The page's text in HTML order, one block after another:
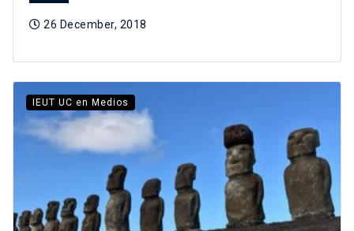
26 December, 2018
IEUT UC en Medios